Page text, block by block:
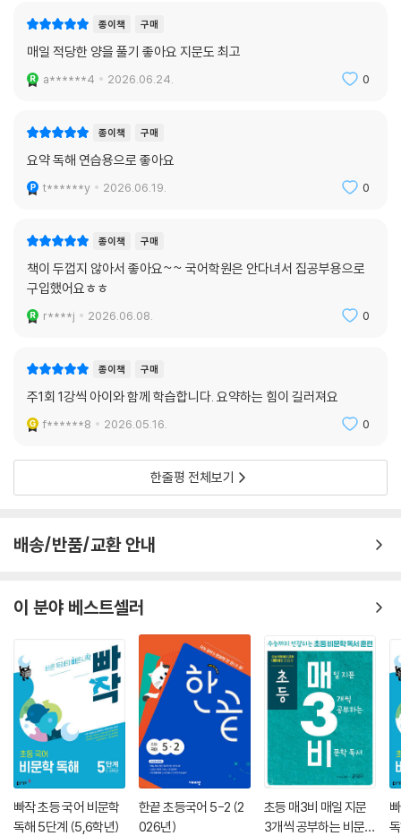
종이책 구매
매일 적당한 양을 풀기 좋아요 지문도 최고
a******4 2026.06.24. 0
종이책 구매
요약 독해 연습용으로 좋아요
t******y 2026.06.19. 0
종이책 구매
책이 두껍지 않아서 좋아요~~ 국어학원은 안다녀서 집공부용으로
구입했어요ㅎㅎ
r****j 2026.06.08. 0
종이책 구매
주1회 1강씩 아이와 함께 학습합니다. 요약하는 힘이 길러져요
f******8 2026.05.16. 0
한줄평 전체보기
배송/반품/교환 안내
이 분야 베스트셀러
빠작 초등 국어 비문학
독해 5단계 (5,6학년)
한끝 초등국어 5-2 (2
026년)
초등 매3비 매일 지문
3개씩 공부하는 비문학